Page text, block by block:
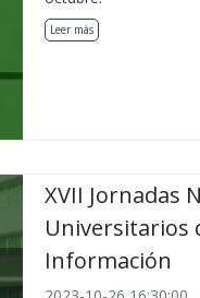
Leer más
XVII Jornadas
Universitarios
Información